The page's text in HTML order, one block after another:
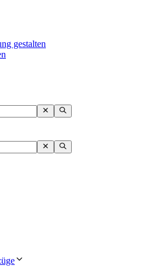
gestalten